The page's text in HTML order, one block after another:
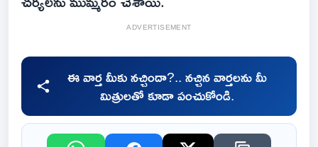
ADVERTISEMENT
ఈ వార్త మీకు నచ్చిందా?.. నచ్చిన వార్తలను మీ
మిత్రులతో కూడా పంచుకోండి.